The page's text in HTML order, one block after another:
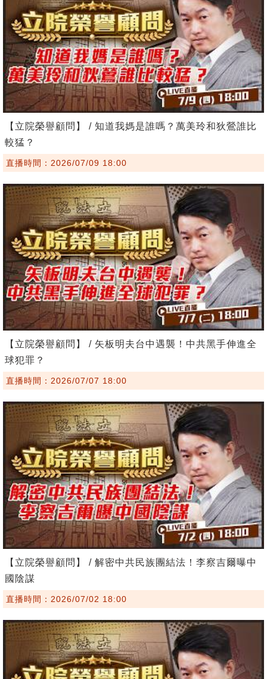
【立院榮譽顧問】 / 知道我媽是誰嗎？萬美玲和狄鶯誰比
較猛？
直播時間：2026/07/09 18:00
【立院榮譽顧問】 / 矢板明夫台中遇襲！中共黑手伸進全
球犯罪？
直播時間：2026/07/07 18:00
【立院榮譽顧問】 / 解密中共民族團結法！李察吉爾曝中
國陰謀
直播時間：2026/07/02 18:00